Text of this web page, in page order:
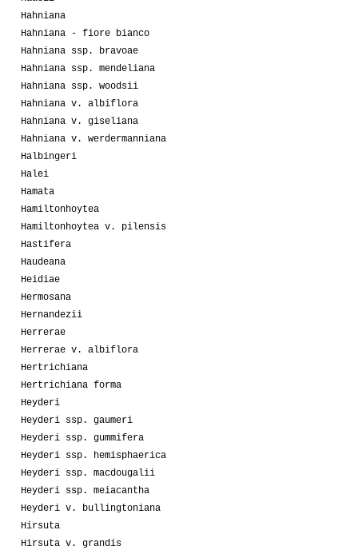
Hahniana
Hahniana - fiore bianco
Hahniana ssp. bravoae
Hahniana ssp. mendeliana
Hahniana ssp. woodsii
Hahniana v. albiflora
Hahniana v. giseliana
Hahniana v. werdermanniana
Halbingeri
Halei
Hamata
Hamiltonhoytea
Hamiltonhoytea v. pilensis
Hastifera
Haudeana
Heidiae
Hermosana
Hernandezii
Herrerae
Herrerae v. albiflora
Hertrichiana
Hertrichiana forma
Heyderi
Heyderi ssp. gaumeri
Heyderi ssp. gummifera
Heyderi ssp. hemisphaerica
Heyderi ssp. macdougalii
Heyderi ssp. meiacantha
Heyderi v. bullingtoniana
Hirsuta
Hirsuta v. grandis